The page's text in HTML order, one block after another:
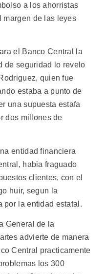
a los ahorristas
margen de las leyes
el Banco Central la
de seguridad lo revelo
quien fue
estaba a punto de
una supuesta estafa
dos millones de
entidad financiera
habia fraguado
clientes, con el
huir, segun la
por la entidad estatal.
General de la
advierte de manera
Central practicamente
los 300